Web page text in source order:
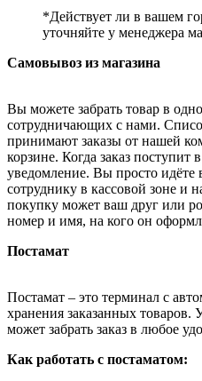
*Действует ли в вашем
уточняйте у менеджера
Самовывоз из магазина
Вы можете забрать товар в
сотрудничающих с нами.
принимают заказы от нашей
корзине. Когда заказ поступит
уведомление. Вы просто идёте
сотруднику в кассовой зоне и
покупку может ваш друг или
номер и имя, на кого он
Постамат
Постамат – это терминал с
хранения заказанных товаров.
может забрать заказ в любое
Как работать с постаматом: